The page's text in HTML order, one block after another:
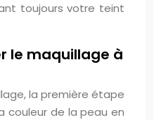
toujours votre teint
le maquillage à
la première étape
couleur de la peau en